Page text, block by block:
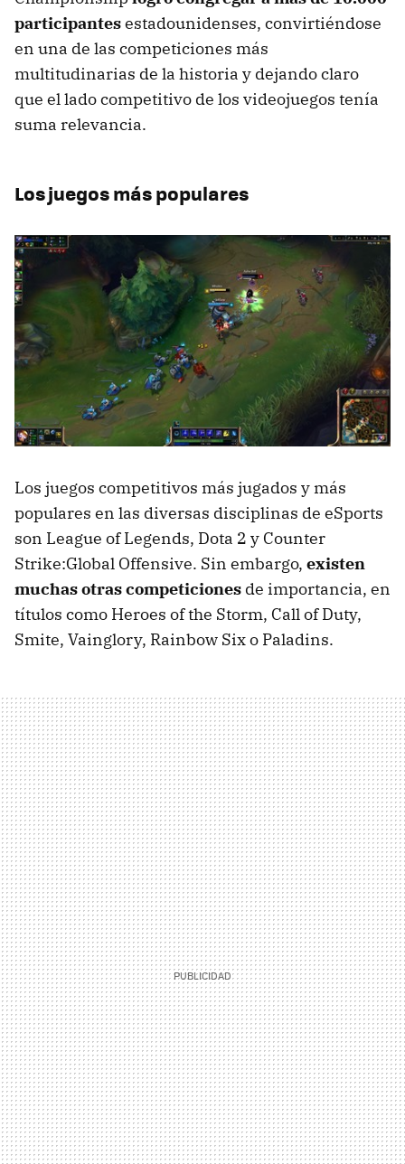
participantesestadounidenses, convirtiéndose
en una de las competiciones más
multitudinarias de la historia y dejando claro
que el lado competitivo de los videojuegos tenía
suma relevancia.
Los juegos más populares
Los juegos competitivos más jugados y más
populares en las diversas disciplinas de eSports
son League of Legends, Dota 2 y Counter
Strike:Global Offensive. Sin embargo, existen
muchas otras competiciones de importancia, en
títulos como Heroes of the Storm, Call of Duty,
Smite, Vainglory, Rainbow Six o Paladins.